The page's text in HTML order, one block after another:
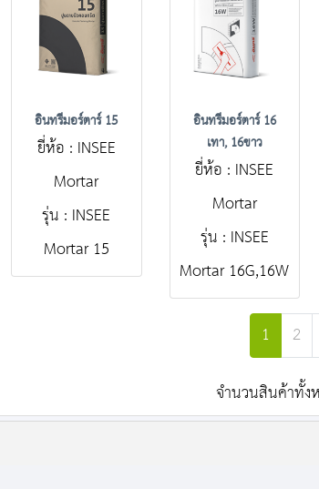
อินทรีมอร์ตาร์ 15
ยี่ห้อ : INSEE
Mortar
รุ่น : INSEE
Mortar 15
อินทรีมอร์ตาร์ 16
เทา, 16ขาว
ยี่ห้อ : INSEE
Mortar
รุ่น : INSEE
Mortar 16G,16W
1 2
จำนวนสินค้าทั้ง